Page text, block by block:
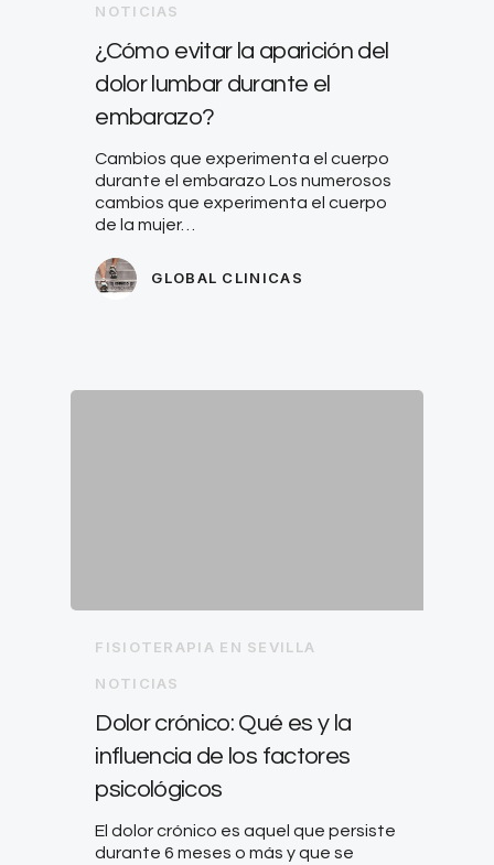
NOTICIAS
¿Cómo evitar la aparición del
dolor lumbar durante el
embarazo?
Cambios que experimenta el cuerpo
durante el embarazo Los numerosos
cambios que experimenta el cuerpo
de la mujer…
GLOBAL CLINICAS
FISIOTERAPIA EN SEVILLA
NOTICIAS
Dolor crónico: Qué es y la
influencia de los factores
psicológicos
El dolor crónico es aquel que persiste
durante 6 meses o más y que se